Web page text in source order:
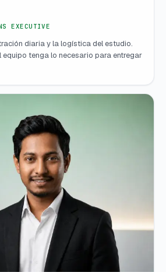
EXECUTIVE
diaria y la logística del estudio.
equipo tenga lo necesario para entregar